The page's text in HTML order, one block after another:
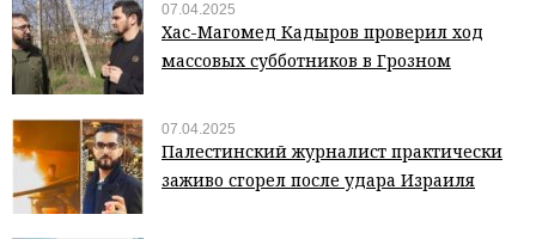
07.04.2025
Хас-Магомед Кадыров проверил ход
массовых субботников в Грозном
07.04.2025
Палестинский журналист практически
заживо сгорел после удара Израиля